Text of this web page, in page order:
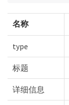
名称
type
标题
详细信息